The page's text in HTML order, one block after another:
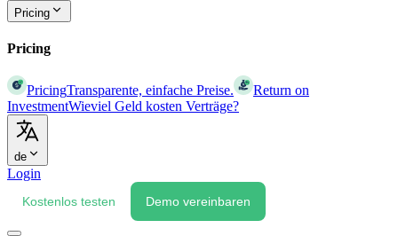
Pricing
Pricing
PricingTransparente, einfache Preise.
Return on
InvestmentWieviel Geld kosten Verträge?
de
Login
Kostenlos testen Demo vereinbaren